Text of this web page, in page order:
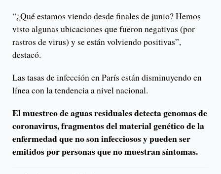
“¿Qué estamos viendo desde finales de junio? Hemos
visto algunas ubicaciones que fueron negativas (por
rastros de virus) y se están volviendo positivas”,
destacó.
Las tasas de infección en París están disminuyendo en
línea con la tendencia a nivel nacional.
El muestreo de aguas residuales detecta genomas de
coronavirus, fragmentos del material genético de la
enfermedad que no son infecciosos y pueden ser
emitidos por personas que no muestran síntomas.